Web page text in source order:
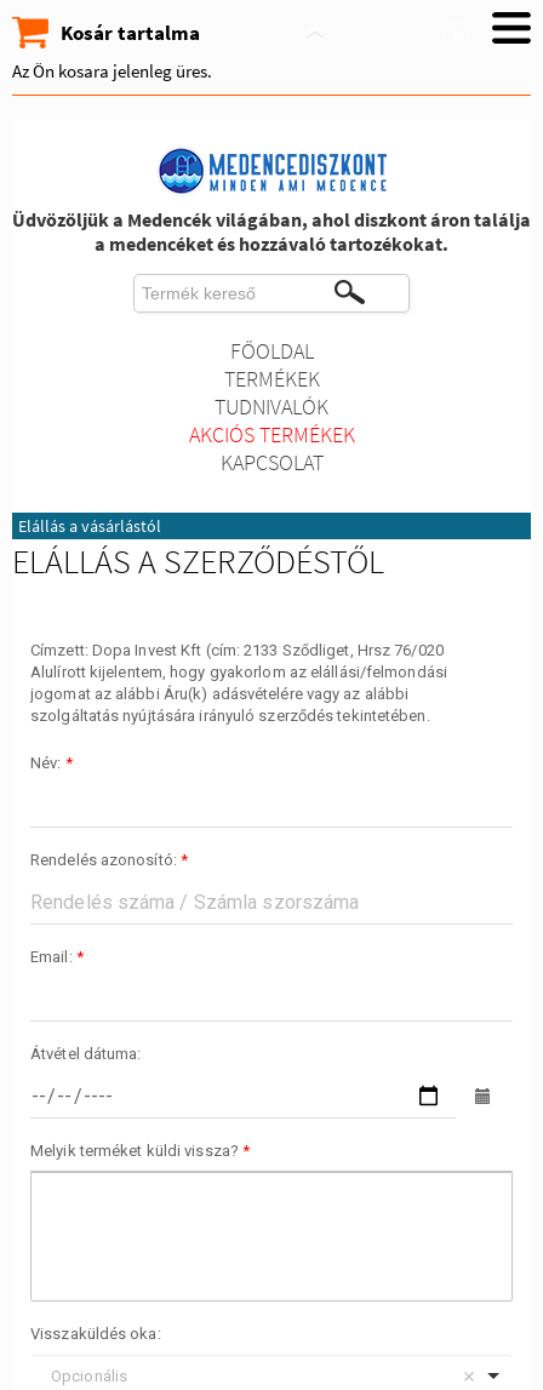
Kosár tartalma
Az Ön kosara jelenleg üres.
Üdvözöljük a Medencék világában, ahol diszkont áron találja
a medencéket és hozzávaló tartozékokat.
FŐOLDAL
TERMÉKEK
TUDNIVALÓK
AKCIÓS TERMÉKEK
KAPCSOLAT
Elállás a vásárlástól
ELÁLLÁS A SZERZŐDÉSTŐL